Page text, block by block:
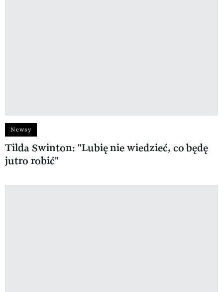
Newsy
Tilda Swinton: "Lubię nie wiedzieć, co będę
jutro robić"